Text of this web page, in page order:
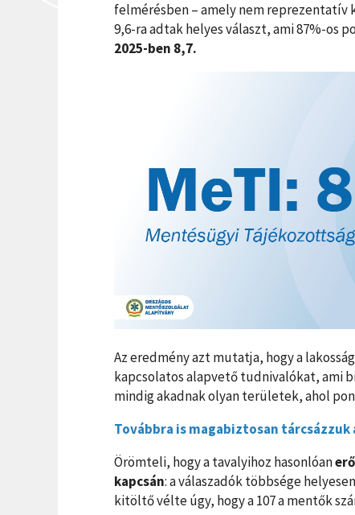
felmérésben – amely nem reprezentatív
9,6-ra adtak helyes választ, ami 87%-os
2025-ben 8,7.
Az eredmény azt mutatja, hogy a
kapcsolatos alapvető tudnivalókat, ami
mindig akadnak olyan területek, ahol
Továbbra is magabiztosan
Örömteli, hogy a tavalyihoz hasonlóan
kapcsán: a válaszadók többsége
kitöltő vélte úgy, hogy a 107 a mentők